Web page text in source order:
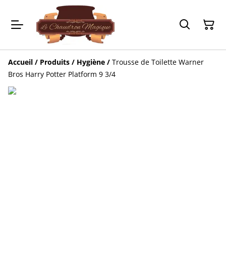
Accueil / Produits / Hygiène / Trousse de Toilette Warner
Bros Harry Potter Platform 9 3/4